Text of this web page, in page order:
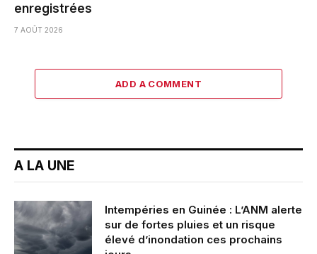
enregistrées
7 AOÛT 2026
ADD A COMMENT
A LA UNE
Intempéries en Guinée : L’ANM alerte
sur de fortes pluies et un risque
élevé d’inondation ces prochains